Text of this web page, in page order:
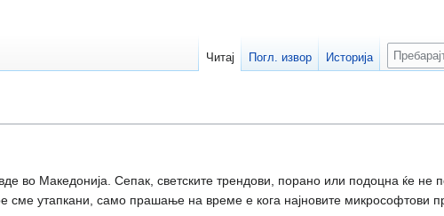
во Македонија. Сепак, светските трендови, порано или подоцна ќе не
сме утапкани, само прашање на време е кога најновите микрософтови
Читај Погл. извор Историја
П
р
а
ј